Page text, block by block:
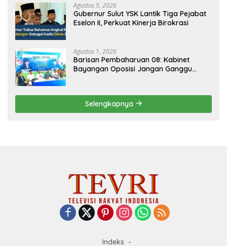
Agustus 5, 2026
Gubernur Sulut YSK Lantik Tiga Pejabat
Eselon II, Perkuat Kinerja Birokrasi
Agustus 1, 2026
Barisan Pembaharuan 08: Kabinet
Bayangan Oposisi Jangan Ganggu
Selengkapnya
Indeks